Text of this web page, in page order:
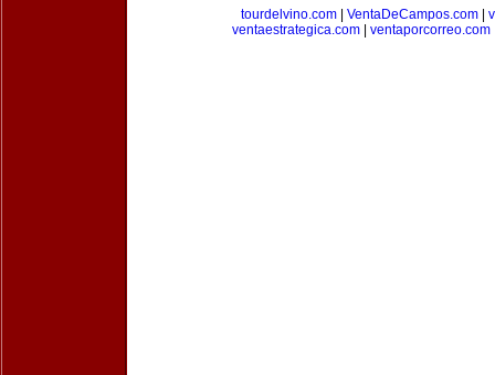
tourdelvino.com| VentaDeCampos.com|
ventaestrategica.com| ventaporcorreo.com